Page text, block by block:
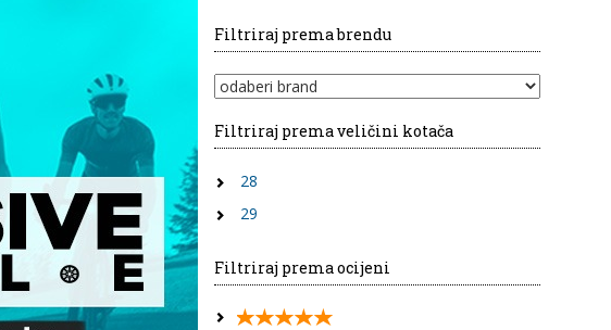
Filtriraj prema brendu
Filtriraj prema veličini kotača
28
29
Filtriraj prema ocijeni